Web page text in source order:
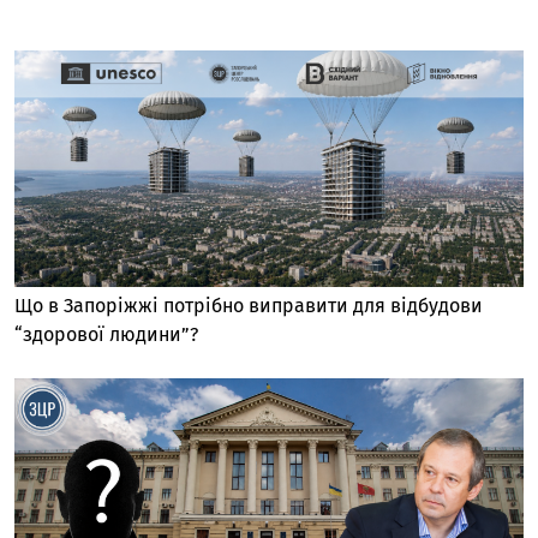
Що в Запоріжжі потрібно виправити для відбудови
“здорової людини”?